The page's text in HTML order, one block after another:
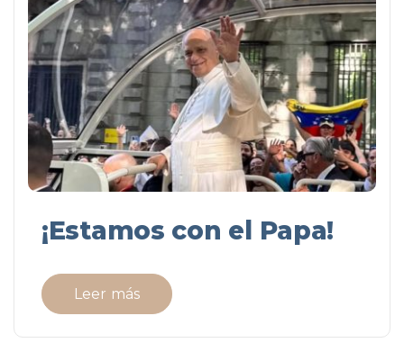
¡Estamos con el Papa!
Leer más